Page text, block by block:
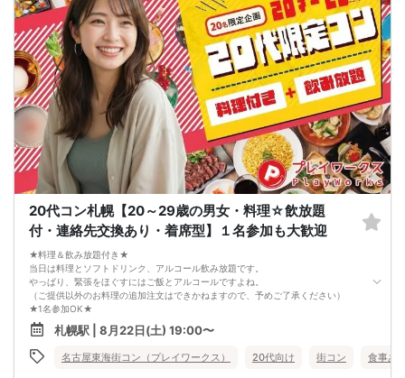
20代コン札幌【20～29歳の男女・料理☆飲放題
付・連絡先交換あり・着席型】１名参加も大歓迎
★料理＆飲み放題付き★
当日は料理とソフトドリンク、アルコール飲み放題です。
やっぱり、緊張をほぐすにはご飯とアルコールですよね。
（ご提供以外のお料理の追加注文はできかねますので、予めご了承ください）
★1名参加OK★
他の1名参加の方とペアになりますし、友達作りにも最適です。
基本的には２：２のグループトークとなります。
（１：１でのトークはございませんので、予めご了承ください）
★プロフィールカードにより会話のキッカケもバッチリ★
札幌駅 | 8月22日(土) 19:00〜
名古屋東海街コン（プレイワークス） 20代向け 街コン 食事あ